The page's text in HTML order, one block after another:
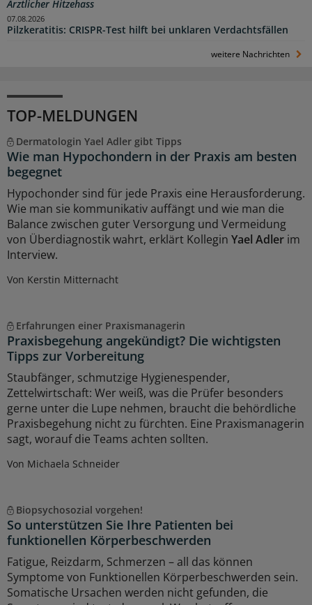
Ärztlicher Hitzehass
Pilzkeratitis: CRISPR-Test hilft bei unklaren Verdachtsfällen
07.08.2026
weitere Nachrichten
TOP-MELDUNGEN
Dermatologin Yael Adler gibt Tipps
Wie man Hypochondern in der Praxis am besten
begegnet
Hypochonder sind für jede Praxis eine Herausforderung.
Wie man sie kommunikativ auffängt und wie man die
Balance zwischen guter Versorgung und Vermeidung
von Überdiagnostik wahrt, erklärt Kollegin Yael Adler im
Interview.
Von Kerstin Mitternacht
Erfahrungen einer Praxismanagerin
Praxisbegehung angekündigt? Die wichtigsten
Tipps zur Vorbereitung
Staubfänger, schmutzige Hygienespender,
Zettelwirtschaft: Wer weiß, was die Prüfer besonders
gerne unter die Lupe nehmen, braucht die behördliche
Praxisbegehung nicht zu fürchten. Eine Praxismanagerin
sagt, worauf die Teams achten sollten.
Von Michaela Schneider
Biopsychosozial vorgehen!
So unterstützen Sie Ihre Patienten bei
funktionellen Körperbeschwerden
Fatigue, Reizdarm, Schmerzen – all das können
Symptome von Funktionellen Körperbeschwerden sein.
Somatische Ursachen werden nicht gefunden, die